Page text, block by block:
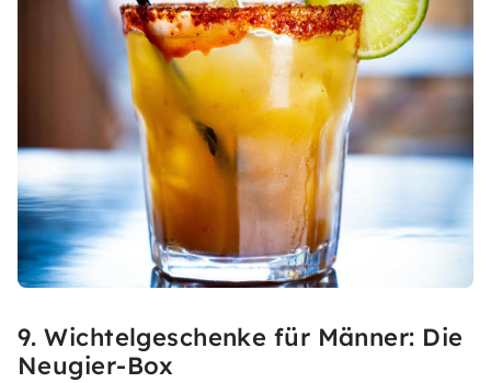
9. Wichtelgeschenke für Männer: Die
Neugier-Box